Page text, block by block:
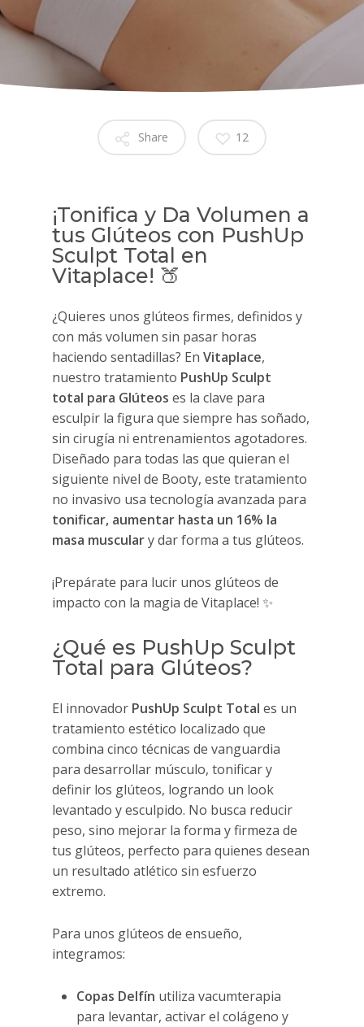
Share 12
¡Tonifica y Da Volumen a
tus Glúteos con PushUp
Sculpt Total en
Vitaplace! 🍑
¿Quieres unos glúteos firmes, definidos y
con más volumen sin pasar horas
haciendo sentadillas? EnVitaplace,
nuestro tratamiento PushUp Sculpt
total para Glúteos es la clave para
esculpir la figura que siempre has soñado,
sin cirugía ni entrenamientos agotadores.
Diseñado para todas las que quieran el
siguiente nivel de Booty, este tratamiento
no invasivo usa tecnología avanzada para
tonificar, aumentar hasta un 16% la
masa musculary dar forma a tus glúteos.
¡Prepárate para lucir unos glúteos de
impacto con la magia de Vitaplace! ✨
¿Qué es PushUp Sculpt
Total para Glúteos?
El innovador PushUp Sculpt Total es un
tratamiento estético localizado que
combina cinco técnicas de vanguardia
para desarrollar músculo, tonificar y
definir los glúteos, logrando un look
levantado y esculpido. No busca reducir
peso, sino mejorar la forma y firmeza de
tus glúteos, perfecto para quienes desean
un resultado atlético sin esfuerzo
extremo.
Para unos glúteos de ensueño,
integramos:
Copas Delfín utiliza vacumterapia
para levantar, activar el colágeno y